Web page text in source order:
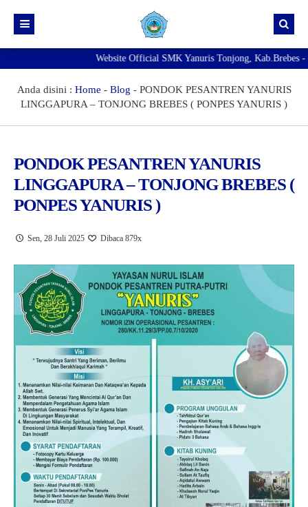
Info Kelulusan
NEW
Exambrowser
Best
Ekskul
Direktori
PENGADUAN KDST
GTK
Website Official SMK Yanuris Tonjong, Kab.Brebes -
Anda disini : Home - Blog - PONDOK PESANTREN YANURIS
LINGGAPURA – TONJONG BREBES ( PONPES YANURIS )
PONDOK PESANTREN YANURIS
LINGGAPURA – TONJONG BREBES (
PONPES YANURIS )
Sen, 28 Juli 2025 Dibaca 879x